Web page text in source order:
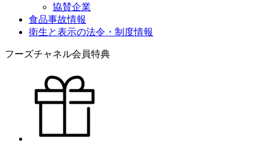
協賛企業
食品事故情報
衛生と表示の法令・制度情報
フーズチャネル会員特典